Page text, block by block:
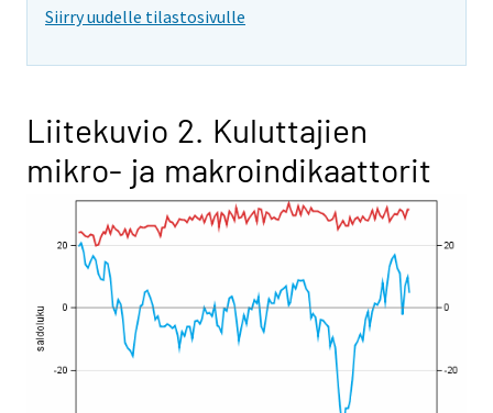
Siirry uudelle tilastosivulle
Liitekuvio 2. Kuluttajien
mikro- ja makroindikaattorit